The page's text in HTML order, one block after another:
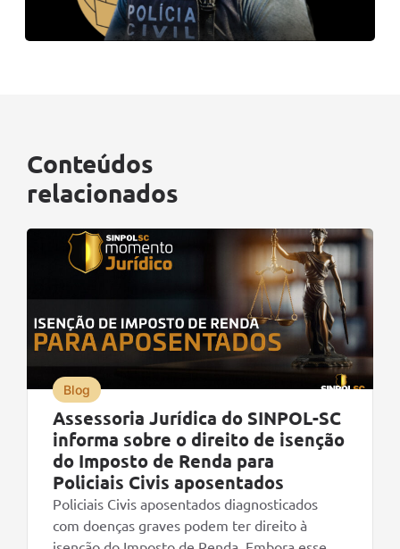
Conteúdos
relacionados
Blog
Assessoria Jurídica do SINPOL-SC
informa sobre o direito de isenção
do Imposto de Renda para
Policiais Civis aposentados
Policiais Civis aposentados diagnosticados
com doenças graves podem ter direito à